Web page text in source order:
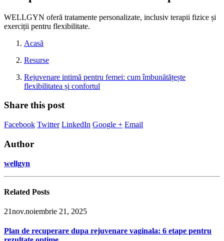
WELLGYN oferă tratamente personalizate, inclusiv terapii fizice și
exerciții pentru flexibilitate.
Acasă
Resurse
Rejuvenare intimă pentru femei: cum îmbunătățește
flexibilitatea și confortul
Share this post
Facebook Twitter LinkedIn Google + Email
Author
wellgyn
Related Posts
21nov.noiembrie 21, 2025
Plan de recuperare dupa rejuvenare vaginala: 6 etape pentru